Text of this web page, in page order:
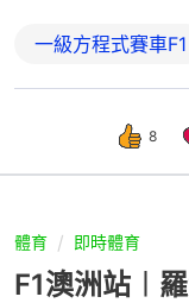
一級方程式賽車F1
8
體育 即時體育
F1澳洲站︱